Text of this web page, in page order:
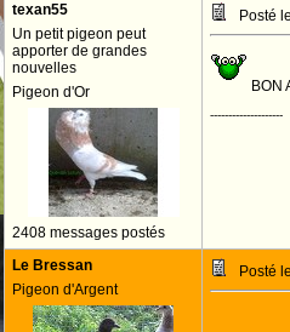
texan55
Un petit pigeon peut
apporter de grandes
nouvelles
Pigeon d'Or
2408 messages postés
Posté
BON
--------------------
Le Bressan
Pigeon d'Argent
Posté